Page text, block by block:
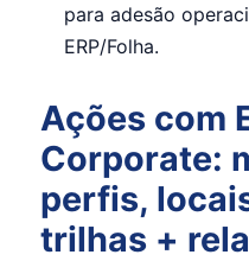
para adesão
ERP/Folha.
Ações com
Corporate:
perfis,
trilhas +